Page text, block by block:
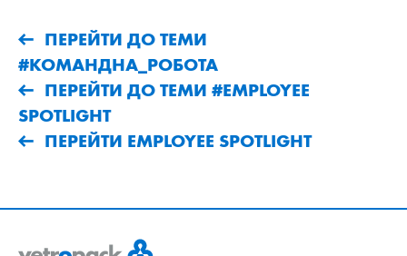
ПЕРЕЙТИ ДО ТЕМИ
#КОМАНДНА_РОБОТА
ПЕРЕЙТИ ДО ТЕМИ #EMPLOYEE
SPOTLIGHT
ПЕРЕЙТИ EMPLOYEE SPOTLIGHT